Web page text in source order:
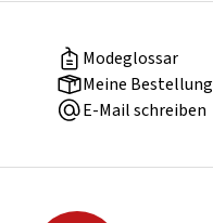
Modeglossar
Meine Bestellung
E-Mail schreiben